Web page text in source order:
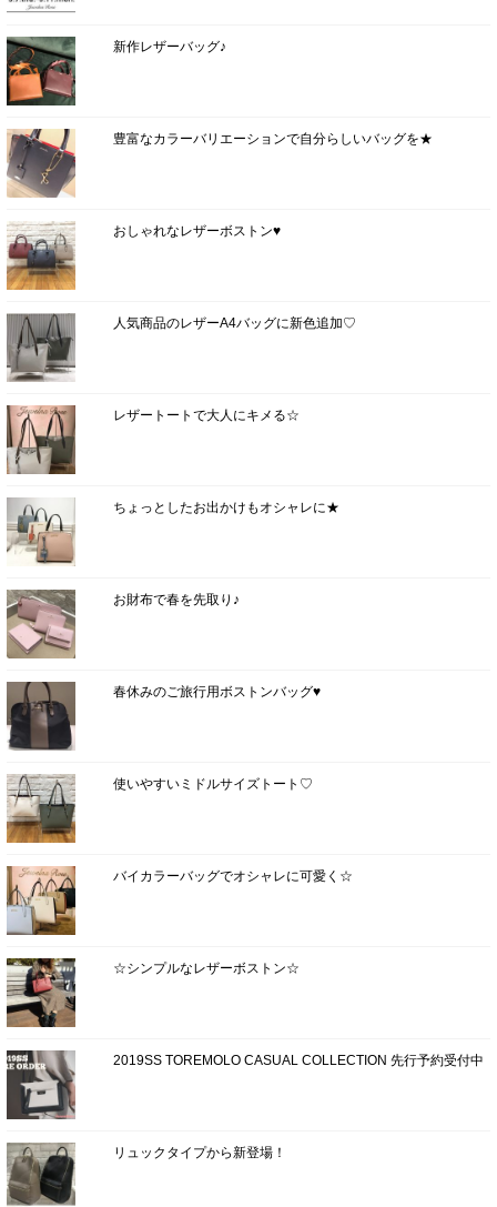
新作レザーバッグ♪
豊富なカラーバリエーションで自分らしいバッグを★
おしゃれなレザーボストン♥
人気商品のレザーA4バッグに新色追加♡
レザートートで大人にキメる☆
ちょっとしたお出かけもオシャレに★
お財布で春を先取り♪
春休みのご旅行用ボストンバッグ♥
使いやすいミドルサイズトート♡
バイカラーバッグでオシャレに可愛く☆
☆シンプルなレザーボストン☆
2019SS TOREMOLO CASUAL COLLECTION 先行予約受付中
リュックタイプから新登場！